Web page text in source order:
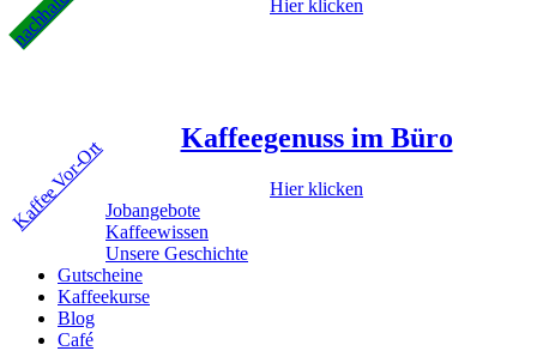
nachhaltig Hier klicken
Kaffee Vor-Ort Kaffeegenuss im Büro
Hier klicken
Jobangebote
Kaffeewissen
Unsere Geschichte
Gutscheine
Kaffeekurse
Blog
Café